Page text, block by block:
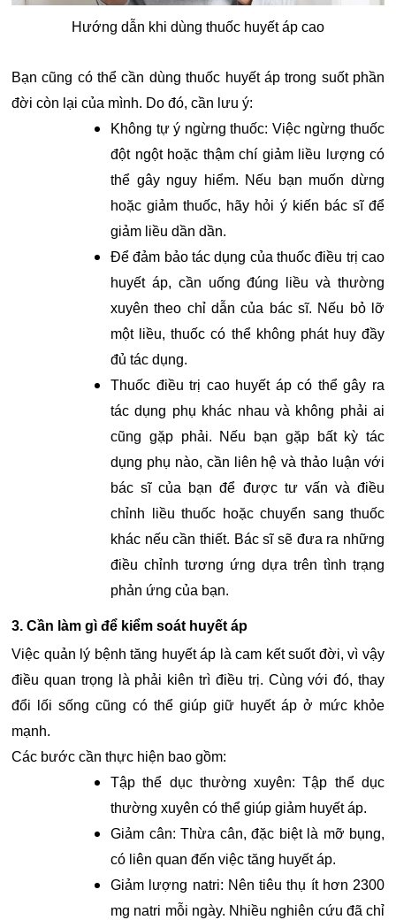
Hướng dẫn khi dùng thuốc huyết áp cao
Bạn cũng có thể cần dùng thuốc huyết áp trong suốt phần
đời còn lại của mình. Do đó, cần lưu ý:
Không tự ý ngừng thuốc: Việc ngừng thuốc
đột ngột hoặc thậm chí giảm liều lượng có
thể gây nguy hiểm. Nếu bạn muốn dừng
hoặc giảm thuốc, hãy hỏi ý kiến ​​bác sĩ để
giảm liều dần dần.
Để đảm bảo tác dụng của thuốc điều trị cao
huyết áp, cần uống đúng liều và thường
xuyên theo chỉ dẫn của bác sĩ. Nếu bỏ lỡ
một liều, thuốc có thể không phát huy đầy
đủ tác dụng.
Thuốc điều trị cao huyết áp có thể gây ra
tác dụng phụ khác nhau và không phải ai
cũng gặp phải. Nếu bạn gặp bất kỳ tác
dụng phụ nào, cần liên hệ và thảo luận với
bác sĩ của bạn để được tư vấn và điều
chỉnh liều thuốc hoặc chuyển sang thuốc
khác nếu cần thiết. Bác sĩ sẽ đưa ra những
điều chỉnh tương ứng dựa trên tình trạng
phản ứng của bạn.
3. Cần làm gì để kiểm soát huyết áp
Việc quản lý bệnh tăng huyết áp là cam kết suốt đời, vì vậy
điều quan trọng là phải kiên trì điều trị. Cùng với đó, thay
đổi lối sống cũng có thể giúp giữ huyết áp ở mức khỏe
mạnh.
Các bước cần thực hiện bao gồm:
Tập thể dục thường xuyên: Tập thể dục
thường xuyên có thể giúp giảm huyết áp.
Giảm cân: Thừa cân, đặc biệt là mỡ bụng,
có liên quan đến việc tăng huyết áp.
Giảm lượng natri: Nên tiêu thụ ít hơn 2300
mg natri mỗi ngày. Nhiều nghiên cứu đã chỉ